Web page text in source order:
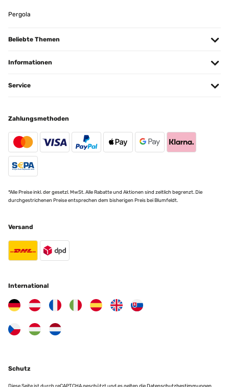
Pergola
Beliebte Themen
Informationen
Service
Zahlungsmethoden
*Alle Preise inkl. der gesetzl. MwSt. Alle Rabatte und Aktionen sind zeitlich begrenzt. Die
durchgestrichenen Preise entsprechen dem bisherigen Preis bei Blumfeldt.
Versand
International
Schutz
Diese Seite ist durch reCAPTCHA geschützt und es gelten dieDatenschutzbestimmungen